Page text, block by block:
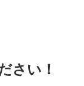
さい！